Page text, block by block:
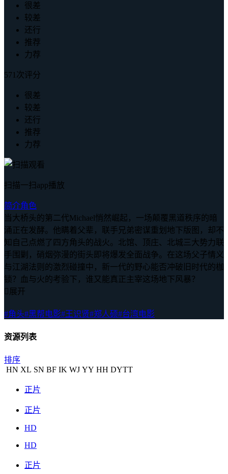
很差
较差
还行
推荐
力荐
571次评分
很差
较差
还行
推荐
力荐
扫描一扫app播放
简介角色
当大桥头的第二代Michael悄然崛起，一场颠覆黑道秩序的暗
涌正在发酵。他瞒着父辈，联手兄弟密谋重划地下版图，却不
知自己点燃了四方角头的战火。北馆、顶庄、北城三大势力联
手围剿，硝烟弥漫的街头即将爆发全面战争。在这场父子情义
与江湖法则的激烈碰撞中，新一代的野心能否冲破旧时代的枷
锁？血与火的考验下，谁又能真正主宰这场地下风暴？
 展开
#角头#黑帮电影#王识贤#郑人硕#台湾电影
资源列表
排序
HN XL SN BF IK WJ YY HH DYTT
正片
正片
HD
HD
正片